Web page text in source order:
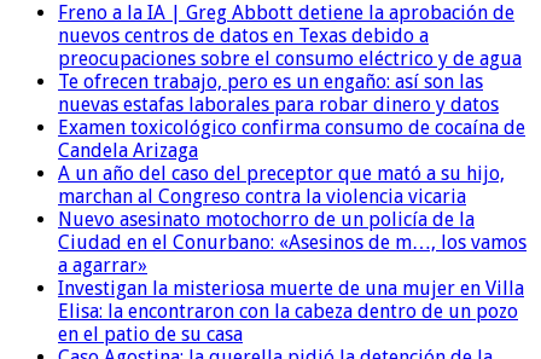
Freno a la IA | Greg Abbott detiene la aprobación de
nuevos centros de datos en Texas debido a
preocupaciones sobre el consumo eléctrico y de agua
Te ofrecen trabajo, pero es un engaño: así son las
nuevas estafas laborales para robar dinero y datos
Examen toxicológico confirma consumo de cocaína de
Candela Arizaga
A un año del caso del preceptor que mató a su hijo,
marchan al Congreso contra la violencia vicaria
Nuevo asesinato motochorro de un policía de la
Ciudad en el Conurbano: «Asesinos de m…, los vamos
a agarrar»
Investigan la misteriosa muerte de una mujer en Villa
Elisa: la encontraron con la cabeza dentro de un pozo
en el patio de su casa